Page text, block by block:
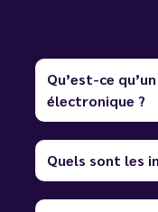
Qu’est-ce
électronique ?
Quels sont les